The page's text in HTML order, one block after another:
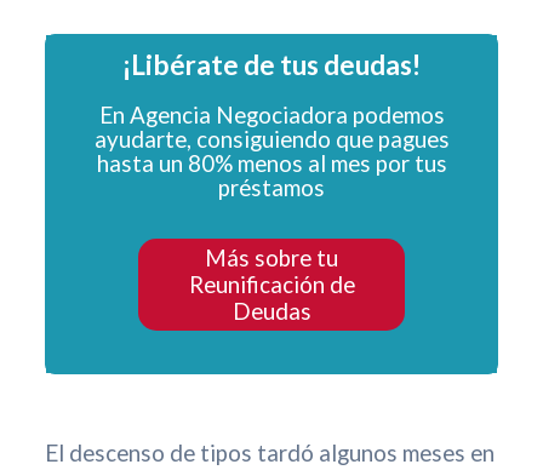
¡Libérate de tus deudas!
En Agencia Negociadora podemos
ayudarte, consiguiendo que pagues
hasta un 80% menos al mes por tus
préstamos
Más sobre tu
Reunificación de
Deudas
El descenso de tipos tardó algunos meses en